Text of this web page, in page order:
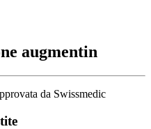
augmentin
da Swissmedic